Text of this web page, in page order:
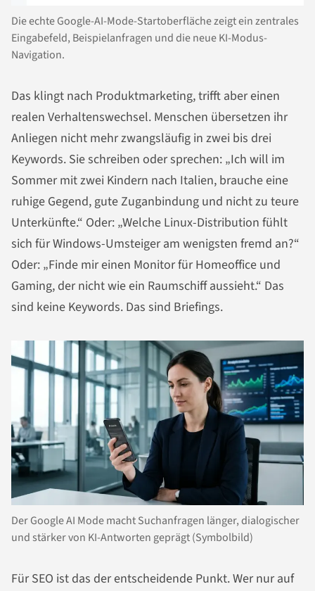
Die echte Google-AI-Mode-Startoberfläche zeigt ein zentrales
Eingabefeld, Beispielanfragen und die neue KI-Modus-
Navigation.
Das klingt nach Produktmarketing, trifft aber einen
realen Verhaltenswechsel. Menschen übersetzen ihr
Anliegen nicht mehr zwangsläufig in zwei bis drei
Keywords. Sie schreiben oder sprechen: „Ich will im
Sommer mit zwei Kindern nach Italien, brauche eine
ruhige Gegend, gute Zuganbindung und nicht zu teure
Unterkünfte.“ Oder: „Welche Linux-Distribution fühlt
sich für Windows-Umsteiger am wenigsten fremd an?“
Oder: „Finde mir einen Monitor für Homeoffice und
Gaming, der nicht wie ein Raumschiff aussieht.“ Das
sind keine Keywords. Das sind Briefings.
Der Google AI Mode macht Suchanfragen länger, dialogischer
und stärker von KI-Antworten geprägt (Symbolbild)
Für SEO ist das der entscheidende Punkt. Wer nur auf